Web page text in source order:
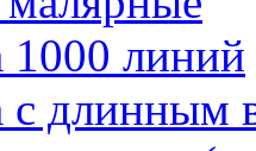
линий
длинным